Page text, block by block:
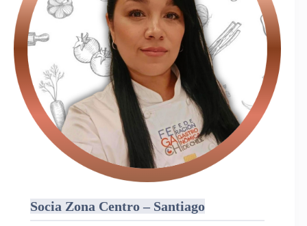
Socia Zona Centro – Santiago